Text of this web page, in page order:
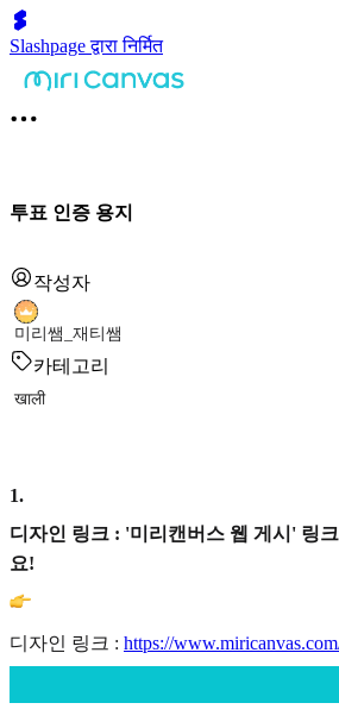
Slashpage द्वारा निर्मित
투표 인증 용지
작성자
미리쌤_재티쌤
카테고리
खाली
1.
디자인 링크 : '미리캔버스 웹 게시' 링
요!
디자인 링크 : https://